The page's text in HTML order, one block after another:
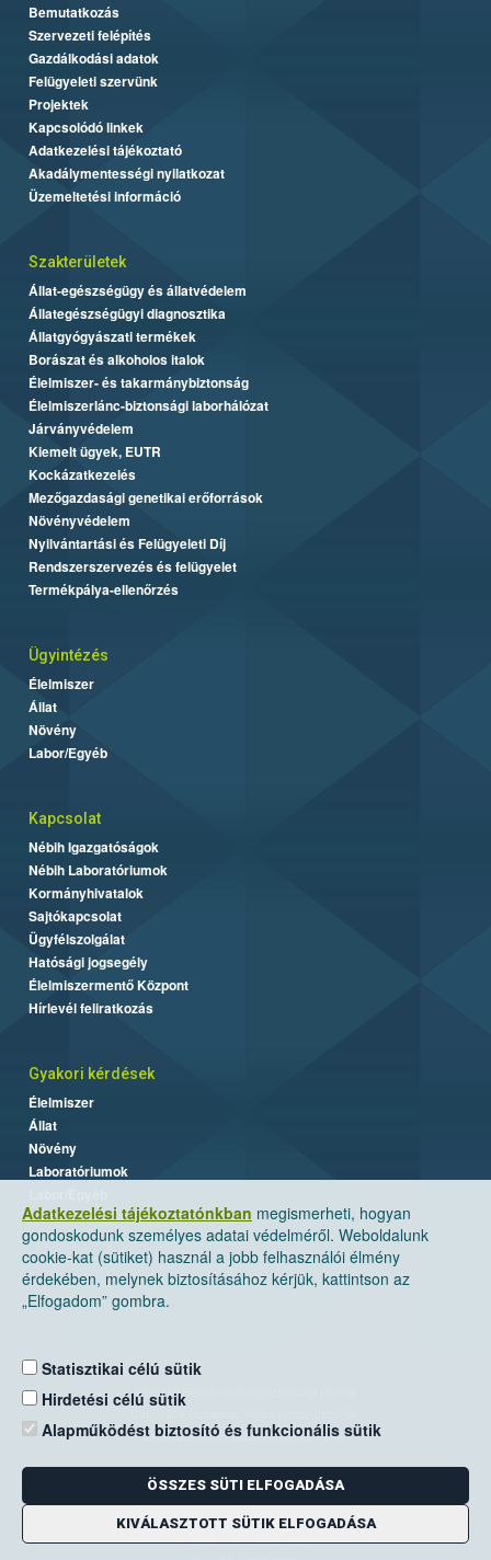
Adatkezelési tájékoztatónkban megismerheti, hogyan
gondoskodunk személyes adatai védelméről. Weboldalunk
cookie-kat (sütiket) használ a jobb felhasználói élmény
érdekében, melynek biztosításához kérjük, kattintson az
„Elfogadom” gombra.
Statisztikai célú sütik
Hirdetési célú sütik
Alapműködést biztosító és funkcionális sütik
ÖSSZES SÜTI ELFOGADÁSA
KIVÁLASZTOTT SÜTIK ELFOGADÁSA
Bemutatkozás
Szervezeti felépítés
Gazdálkodási adatok
Felügyeleti szervünk
Projektek
Kapcsolódó linkek
Adatkezelési tájékoztató
Akadálymentességi nyilatkozat
Üzemeltetési információ
Szakterületek
Állat-egészségügy és állatvédelem
Állategészségügyi diagnosztika
Állatgyógyászati termékek
Borászat és alkoholos italok
Élelmiszer- és takarmánybiztonság
Élelmiszerlánc-biztonsági laborhálózat
Járványvédelem
Kiemelt ügyek, EUTR
Kockázatkezelés
Mezőgazdasági genetikai erőforrások
Növényvédelem
Nyilvántartási és Felügyeleti Díj
Rendszerszervezés és felügyelet
Termékpálya-ellenőrzés
Ügyintézés
Élelmiszer
Állat
Növény
Labor/Egyéb
Kapcsolat
Nébih Igazgatóságok
Nébih Laboratóriumok
Kormányhivatalok
Sajtókapcsolat
Ügyfélszolgálat
Hatósági jogsegély
Élelmiszermentő Központ
Hírlevél feliratkozás
Gyakori kérdések
Élelmiszer
Állat
Növény
Laboratóriumok
Nemzeti Élelmiszerlánc-biztonsági Hivatal
Levelezési cím: 1525 Budapest. Pf. 30.
E-mail:ugyfelszolgalat@nebih.gov.hu
Zöld szám: 06-80/263-244
Telefon: 06-1/ 336-9000